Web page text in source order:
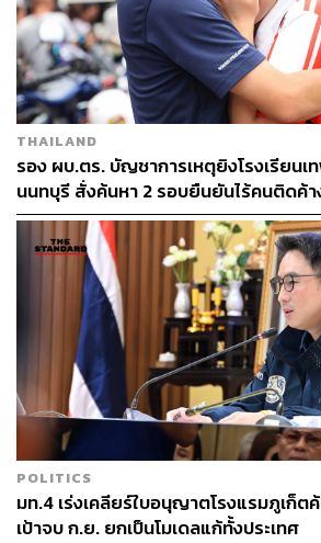
จังหวัดนราธิวาสยังมีสถานการณ์
ได้แก่ บาเจาะ, ยี่งอ, เมืองฯ, ระแง
ศรีสาคร, รือเสาะ, สุไหงโก-ลก, เ
แว้ง และจะแนะ 67 ตำบล 391 หมู่
ผลกระทบ 81,724 ครัวเรือน
ขึ้น
กรมป้องกันและบรรเทาสาธารณภัย ได้
จังหวัดและหน่วยงานที่เกี่ยวข้องในพื้นที่
กลสาธารณภัย และกำลังเจ้าหน้าที่เข้า
ประชาชนอย่างเต็มที่จนกว่าสถานการ
น้ำลด จะเร่งดำเนินการสำรวจความเสี
เหลือและเยียวยาประชาชนหลังน้ำลด ใ
จัดตั้งศูนย์บัญชาการส่วนหน้า ณ ศูนย์ ปภ.
เพื่อสนับสนุนความช่วยเหลือฉุกเฉิน ทั้ง
การจัดส่งถุงยังชีพ รถประกอบอาหาร ร
ปฏิบัติการกู้ภัย เพื่อช่วยเหลือบรรเทาค
น้องประชาชน
อย่างไรก็ตาม กรมอุตุนิยมวิทยาคาดการ
THAILAND
รอง ผบ.ตร. บัญชาการเหตุยิงโรงเรียนเ
นนทบุรี สั่งค้นหา 2 รอบยืนยันไร้คนติดค้
บ้านพักผู้ก่อเหตุ
POLITICS
มท.4 เร่งเคลียร์ใบอนุญาตโรงแรมภูเก็ต
เป้าจบ ก.ย. ยกเป็นโมเดลแก้ทั้งประเทศ